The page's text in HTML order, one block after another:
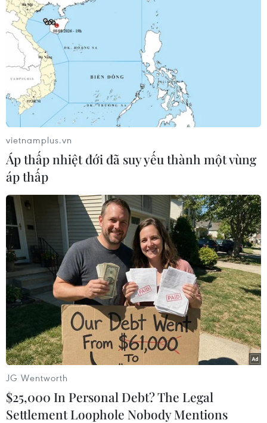
liên minh hiện vẫn có giá trị và tốt đẹp, điều đó đồng
nghĩa với việc sẽ không có lý do gì lại đưa nó ra để
tranh luận.
Đức: Đối thủ của Thủ tướng Merkel chiến
thắng trong bầu lãnh đạo SPD
01/12/2019 00:02
Đảng Dân chủ Xã hội Đức (SPD) cho biết ông Norbert
Walter-Borjans và liên danh tranh cử Saskia Esken đã
giành được khoảng 53% phiếu bầu của các đảng viên.
vietnamplus.vn
Áp thấp nhiệt đới đã suy yếu thành một vùng
áp thấp
JG Wentworth
$25,000 In Personal Debt? The Legal
Settlement Loophole Nobody Mentions